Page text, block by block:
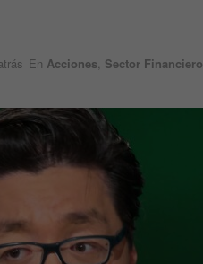
En Acciones Sector Financiero